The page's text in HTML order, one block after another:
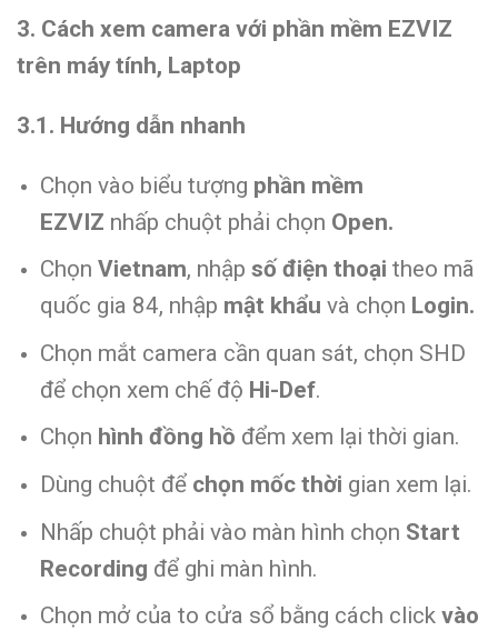
3. Cách xem camera với phần mềm EZVIZ
trên máy tính, Laptop
3.1. Hướng dẫn nhanh
Chọn vào biểu tượng phần mềm
EZVIZ nhấp chuột phải chọn Open.
Chọn Vietnam, nhập số điện thoại theo mã
quốc gia 84, nhập mật khẩu và chọn Login.
Chọn mắt camera cần quan sát, chọn SHD
để chọn xem chế độ Hi-Def.
Chọn hình đồng hồ đểm xem lại thời gian.
Dùng chuột để chọn mốc thời gian xem lại.
Nhấp chuột phải vào màn hình chọn Start
Recording để ghi màn hình.
Chọn mở của to cửa sổ bằng cách click vào